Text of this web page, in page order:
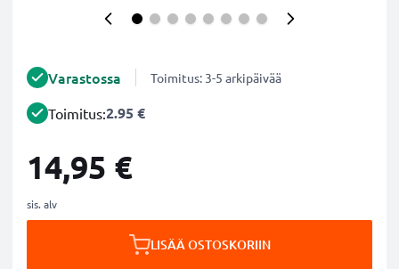
Varastossa Toimitus: 3-5 arkipäivää
Toimitus:2.95 €
14,95 €
sis. alv
LISÄÄ OSTOSKORIIN